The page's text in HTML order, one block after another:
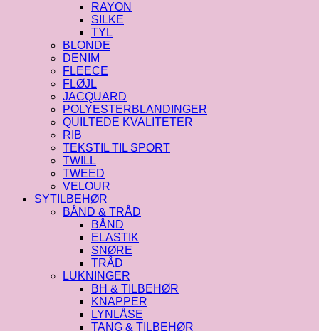
RAYON
SILKE
TYL
BLONDE
DENIM
FLEECE
FLØJL
JACQUARD
POLYESTERBLANDINGER
QUILTEDE KVALITETER
RIB
TEKSTIL TIL SPORT
TWILL
TWEED
VELOUR
SYTILBEHØR
BÅND & TRÅD
BÅND
ELASTIK
SNØRE
TRÅD
LUKNINGER
BH & TILBEHØR
KNAPPER
LYNLÅSE
TANG & TILBEHØR